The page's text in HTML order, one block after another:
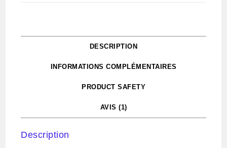
DESCRIPTION
INFORMATIONS COMPLÉMENTAIRES
PRODUCT SAFETY
AVIS (1)
Description